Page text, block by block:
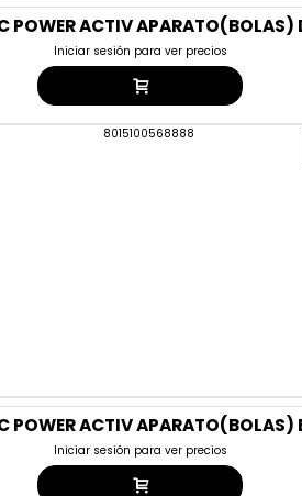
Iniciar sesión para ver precios
Iniciar sesión para ver precios